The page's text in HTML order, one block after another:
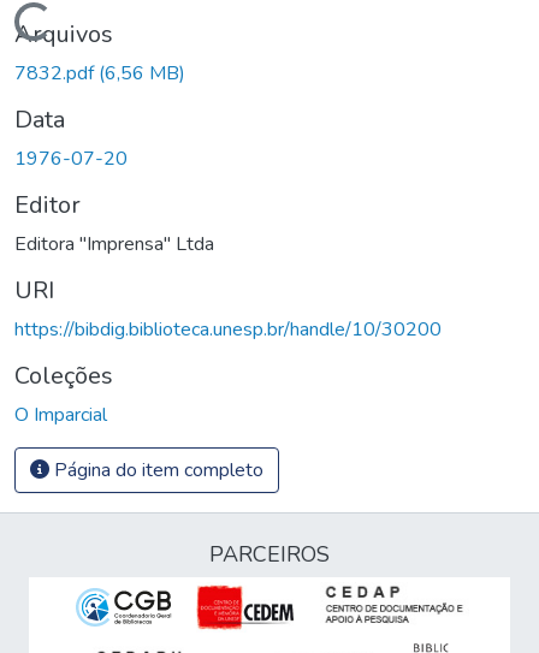
Carregando...
Arquivos
7832.pdf(6,56 MB)
Data
1976-07-20
Editor
Editora "Imprensa" Ltda
URI
https://bibdig.biblioteca.unesp.br/handle/10/30200
Coleções
O Imparcial
Página do item completo
PARCEIROS